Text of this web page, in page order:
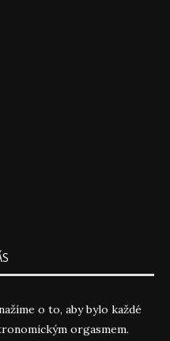
o to, aby bylo každé
orgasmem.